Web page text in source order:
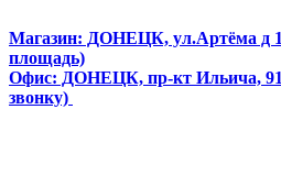
Магазин: ДОНЕЦК, ул.Артёма д
площадь)
Офис: ДОНЕЦК, пр-кт Ильича, 91
звонку)